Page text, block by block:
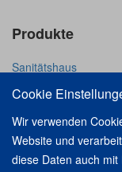
Cookie
Wir verwenden
Website und
diese Daten auch
Produkte
Sanitätshaus
Orthopädietechnik
Unternehmen